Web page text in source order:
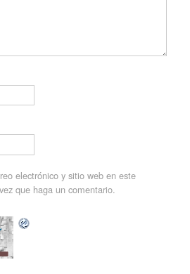
electrónico y sitio web en este
que haga un comentario.